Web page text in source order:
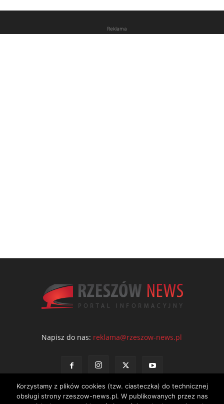
Reklama
Napisz do nas: reklama@rzeszow-news.pl
Korzystamy z plików cookies (tzw. ciasteczka) do technicznej
obsługi strony rzeszow-news.pl. W publikowanych przez nas